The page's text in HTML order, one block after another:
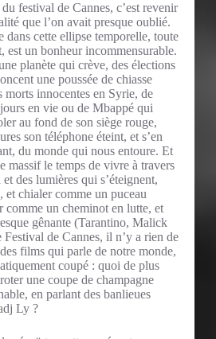
festival de Cannes, c’est revenir
que l’on avait presque oublié.
dans cette ellipse temporelle, toute
est un bonheur incommensurable.
planète qui crève, des élections
une poussée de chiasse
morts innocentes en Syrie, de
en vie ou de Mbappé qui
au fond de son siège rouge,
son téléphone éteint, et s’en
du monde qui nous entoure. Et
massif le temps de vivre à travers
des lumières qui s’éteignent,
et chialer comme un puceau
comme un cheminot en lutte, et
gênante (Tarantino, Malick
de Cannes, il n’y a rien de
films qui parle de notre monde,
coupé : quoi de plus
une coupe de champagne
en parlant des banlieues
Ly ?